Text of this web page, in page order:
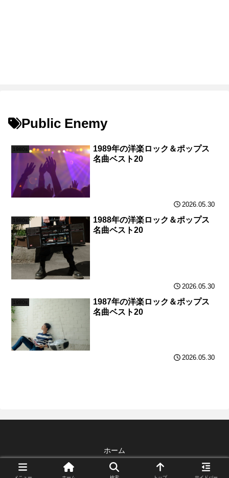
Public Enemy
1980s
1989年の洋楽ロック＆ポップス
名曲ベスト20
2026.05.30
1980s
1988年の洋楽ロック＆ポップス
名曲ベスト20
2026.05.30
1980s
1987年の洋楽ロック＆ポップス
名曲ベスト20
2026.05.30
ホーム
© 2026 Blog Guide All Rights Reserved.